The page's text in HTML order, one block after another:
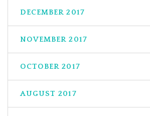
DECEMBER 2017
NOVEMBER 2017
OCTOBER 2017
AUGUST 2017